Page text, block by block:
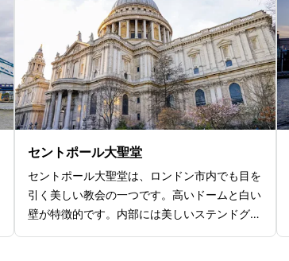
がおすすめです。ヒースローエクスプレスのウ
ェストミンスター駅から徒歩圏内にあるので、
アクセスも良好です。
セントポール大聖堂
セントポール大聖堂は、ロンドン市内でも目を
引く美しい教会の一つです。高いドームと白い
壁が特徴的です。内部には美しいステンドグラ